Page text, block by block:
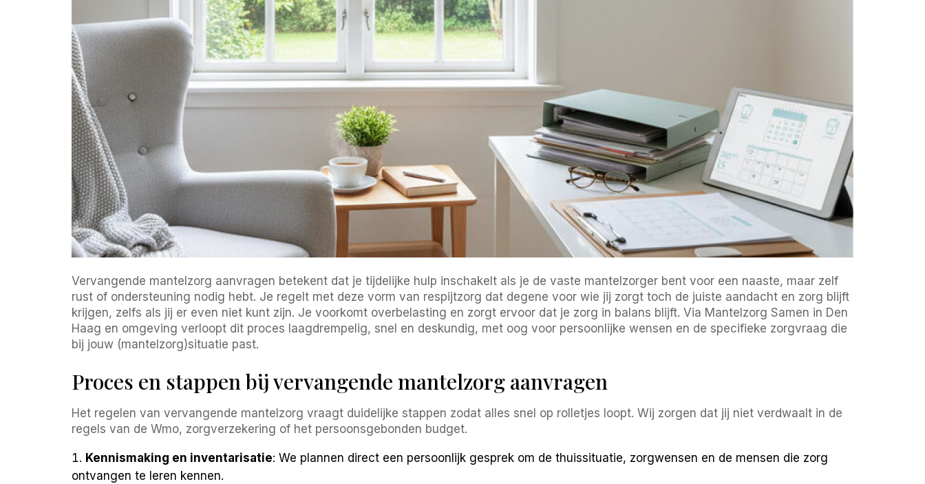
Vervangende mantelzorg aanvragen betekent dat je tijdelijke hulp inschakelt als je de vaste mantelzorger bent voor een naaste, maar zelf
rust of ondersteuning nodig hebt. Je regelt met deze vorm van respijtzorg dat degene voor wie jij zorgt toch de juiste aandacht en zorg blijft
krijgen, zelfs als jij er even niet kunt zijn. Je voorkomt overbelasting en zorgt ervoor dat je zorg in balans blijft. Via Mantelzorg Samen in Den
Haag en omgeving verloopt dit proces laagdrempelig, snel en deskundig, met oog voor persoonlijke wensen en de specifieke zorgvraag die
bij jouw (mantelzorg)situatie past.
Proces en stappen bij vervangende mantelzorg aanvragen
Het regelen van vervangende mantelzorg vraagt duidelijke stappen zodat alles snel op rolletjes loopt. Wij zorgen dat jij niet verdwaalt in de
regels van de Wmo, zorgverzekering of het persoonsgebonden budget.
Kennismaking en inventarisatie: We plannen direct een persoonlijk gesprek om de thuissituatie, zorgwensen en de mensen die zorg
ontvangen te leren kennen.